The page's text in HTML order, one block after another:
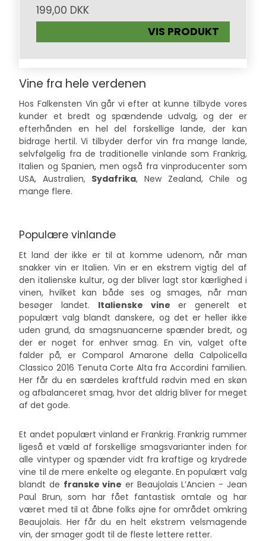
199,00 DKK
VIS PRODUKT
Vine fra hele verdenen
Hos Falkensten Vin går vi efter at kunne tilbyde vores
kunder et bredt og spændende udvalg, og der er
efterhånden en hel del forskellige lande, der kan
bidrage hertil. Vi tilbyder derfor vin fra mange lande,
selvfølgelig fra de traditionelle vinlande som Frankrig,
Italien ogSpanien, men også fra vinproducenter som
USA, Australien, Sydafrika, New Zealand,Chile og
mange flere.
Populære vinlande
Et land der ikke er til at komme udenom, når man
snakker vin er Italien. Vin er en ekstrem vigtig del af
den italienske kultur, og der bliver lagt stor kærlighed i
vinen, hvilket kan både ses og smages, når man
besøger landet. Italienske vine er generelt et
populært valg blandt danskere, og det er heller ikke
uden grund, da smagsnuancerne spænder bredt, og
der er noget for enhver smag. En vin, valget ofte
falder på, er Comparol Amarone della Calpolicella
Classico 2016 Tenuta Corte Alta fra Accordini familien.
Her får du en særdeles kraftfuld rødvin med en skøn
og afbalanceret smag, hvor det aldrig bliver for meget
af det gode.
Et andet populært vinland er Frankrig. Frankrig rummer
ligeså et væld af forskellige smagsvarianter inden for
alle vintyper og spænder vidt fra kraftige og krydrede
vine til de mere enkelte og elegante. En populært valg
blandt de franske vine er Beaujolais L’Ancien - Jean
Paul Brun, som har fået fantastisk omtale og har
været med til at åbne folks øjne for området omkring
Beaujolais. Her får du en helt ekstrem velsmagende
vin, der smager godt til de fleste lettere retter.